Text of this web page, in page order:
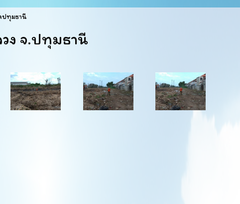
ปทุมธานี
ง จ.ปทุมธานี